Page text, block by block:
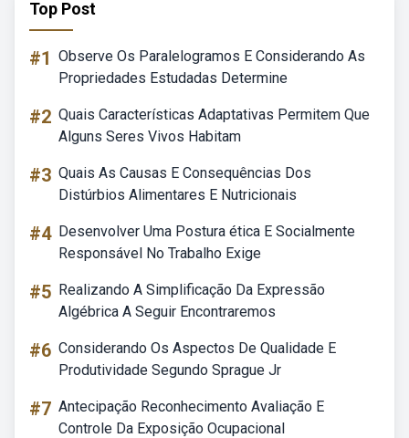
Top Post
#1 Observe Os Paralelogramos E Considerando As
Propriedades Estudadas Determine
#2 Quais Características Adaptativas Permitem Que
Alguns Seres Vivos Habitam
#3 Quais As Causas E Consequências Dos
Distúrbios Alimentares E Nutricionais
#4 Desenvolver Uma Postura ética E Socialmente
Responsável No Trabalho Exige
#5 Realizando A Simplificação Da Expressão
Algébrica A Seguir Encontraremos
#6 Considerando Os Aspectos De Qualidade E
Produtividade Segundo Sprague Jr
#7 Antecipação Reconhecimento Avaliação E
Controle Da Exposição Ocupacional